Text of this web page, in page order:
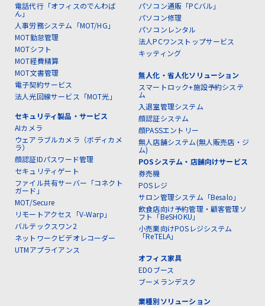
電話代行「オフィスのでんわば
ん」
人事労務システム「MOT/HG」
MOT勤怠管理
MOTシフト
MOT経費精算
MOT文書管理
電子契約サービス
法人光回線サービス「MOT光」
セキュリティ製品・サービス
AIカメラ
ウェアラブルカメラ（ボディカメ
ラ）
顔認証IDパスワード管理
セキュリティゲート
ファイル共有サーバー「コネクト
ガード」
MOT/Secure
リモートアクセス「V-Warp」
バルテックスワン2
ネットワークビデオレコーダー
UTMアプライアンス
パソコン通販「PCバル」
パソコン修理
パソコンレンタル
法人PCワンストップサービス
キッティング
無人化・省人化ソリューション
スマートロック+施設予約システ
ム
入退室管理システム
顔認証システム
顔PASSエントリー
無人店舗システム(無人販売店・ジ
ム)
POSシステム・店舗向けサービス
券売機
POSレジ
サロン管理システム「Besalo」
飲食店向け予約管理・顧客管理ソ
フト「BeSHOKU」
小売業向けPOSレジシステム
「ReTELA」
オフィス家具
EDOブース
ブーメランデスク
業種別ソリューション